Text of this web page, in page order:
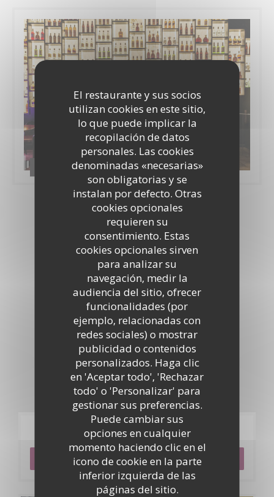
El restaurante y sus socios
utilizan cookies en este sitio,
lo que puede implicar la
recopilación de datos
personales. Las cookies
denominadas «necesarias»
son obligatorias y se
instalan por defecto. Otras
cookies opcionales
requieren su
consentimiento. Estas
cookies opcionales sirven
para analizar su
navegación, medir la
audiencia del sitio, ofrecer
funcionalidades (por
ejemplo, relacionadas con
redes sociales) o mostrar
publicidad o contenidos
personalizados. Haga clic
en 'Aceptar todo', 'Rechazar
todo' o 'Personalizar' para
gestionar sus preferencias.
Puede cambiar sus
opciones en cualquier
momento haciendo clic en el
icono de cookie en la parte
inferior izquierda de las
páginas del sitio.
Le Cirque
Tour virtual
Reserva
RESERVAR UNA MESA